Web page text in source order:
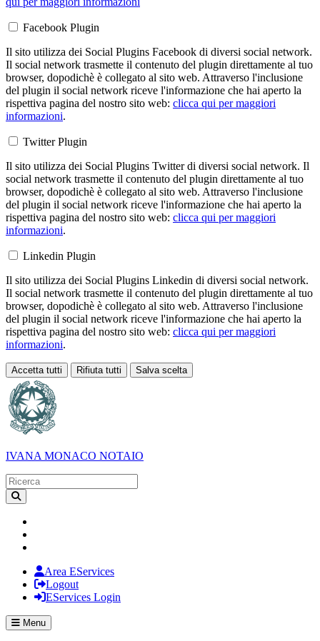
Facebook Plugin
Il sito utilizza dei Social Plugins Facebook di diversi social network.
Il social network trasmette il contenuto del plugin direttamente al tuo
browser, dopodichè è collegato al sito web. Attraverso l'inclusione
del plugin il social network riceve l'informazione che hai aperto la
rispettiva pagina del nostro sito web: clicca qui per maggiori
informazioni.
Twitter Plugin
Il sito utilizza dei Social Plugins Twitter di diversi social network. Il
social network trasmette il contenuto del plugin direttamente al tuo
browser, dopodichè è collegato al sito web. Attraverso l'inclusione
del plugin il social network riceve l'informazione che hai aperto la
rispettiva pagina del nostro sito web: clicca qui per maggiori
informazioni.
Linkedin Plugin
Il sito utilizza dei Social Plugins Linkedin di diversi social network.
Il social network trasmette il contenuto del plugin direttamente al tuo
browser, dopodichè è collegato al sito web. Attraverso l'inclusione
del plugin il social network riceve l'informazione che hai aperto la
rispettiva pagina del nostro sito web: clicca qui per maggiori
informazioni.
Accetta tutti Rifiuta tutti Salva scelta
Loading...
IVANA MONACO NOTAIO
Area EServices
Logout
EServices Login
Menu